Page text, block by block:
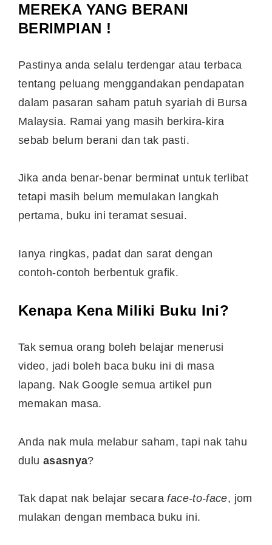
MEREKA YANG BERANI
BERIMPIAN !
Pastinya anda selalu terdengar atau terbaca
tentang peluang menggandakan pendapatan
dalam pasaran saham patuh syariah di Bursa
Malaysia. Ramai yang masih berkira-kira
sebab belum berani dan tak pasti.
Jika anda benar-benar berminat untuk terlibat
tetapi masih belum memulakan langkah
pertama, buku ini teramat sesuai.
Ianya ringkas, padat dan sarat dengan
contoh-contoh berbentuk grafik.
Kenapa Kena Miliki Buku Ini?
Tak semua orang boleh belajar menerusi
video, jadi boleh baca buku ini di masa
lapang. Nak Google semua artikel pun
memakan masa.
Anda nak mula melabur saham, tapi nak tahu
dulu asasnya?
Tak dapat nak belajar secaraface-to-face, jom
mulakan dengan membaca buku ini.